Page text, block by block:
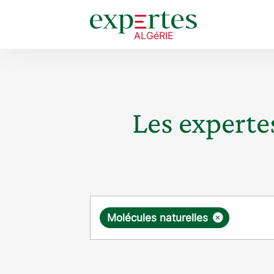
Les
Requête ×
Molécules naturelles